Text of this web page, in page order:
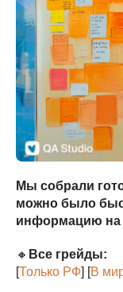
Мы собрали
можно было
информацию на
🔸 Все грейды:
[Только РФ] [В